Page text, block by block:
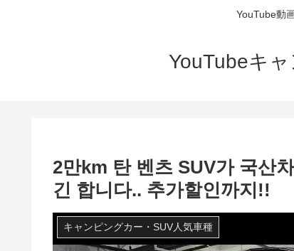
YouTube動
YouTubeキ
2만km 탄 벤츠 SUV가 국산
긴 합니다.. 추가할인까지!!
キャンピングカー・SUV人気車種